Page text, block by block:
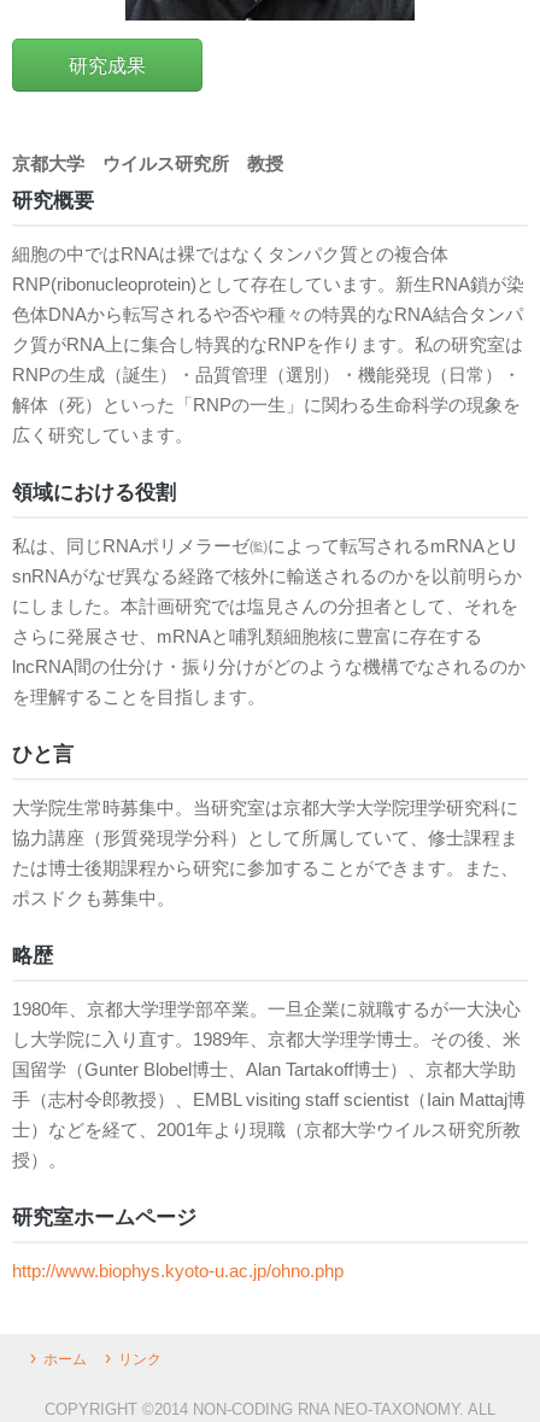
研究成果
京都大学 ウイルス研究所 教授
研究概要
細胞の中ではRNAは裸ではなくタンパク質との複合体
RNP(ribonucleoprotein)として存在しています。新生RNA鎖が染
色体DNAから転写されるや否や種々の特異的なRNA結合タンパ
ク質がRNA上に集合し特異的なRNPを作ります。私の研究室は
RNPの生成（誕生）・品質管理（選別）・機能発現（日常）・
解体（死）といった「RNPの一生」に関わる生命科学の現象を
広く研究しています。
領域における役割
私は、同じRNAポリメラーゼ㈼によって転写されるmRNAとU
snRNAがなぜ異なる経路で核外に輸送されるのかを以前明らか
にしました。本計画研究では塩見さんの分担者として、それを
さらに発展させ、mRNAと哺乳類細胞核に豊富に存在する
lncRNA間の仕分け・振り分けがどのような機構でなされるのか
を理解することを目指します。
ひと言
大学院生常時募集中。当研究室は京都大学大学院理学研究科に
協力講座（形質発現学分科）として所属していて、修士課程ま
たは博士後期課程から研究に参加することができます。また、
ポスドクも募集中。
略歴
1980年、京都大学理学部卒業。一旦企業に就職するが一大決心
し大学院に入り直す。1989年、京都大学理学博士。その後、米
国留学（Gunter Blobel博士、Alan Tartakoff博士）、京都大学助
手（志村令郎教授）、EMBL visiting staff scientist（Iain Mattaj博
士）などを経て、2001年より現職（京都大学ウイルス研究所教
授）。
研究室ホームページ
http://www.biophys.kyoto-u.ac.jp/ohno.php
ホーム リンク
COPYRIGHT ©2014 NON-CODING RNA NEO-TAXONOMY. ALL